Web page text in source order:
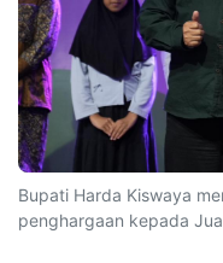
Bupati Harda Kiswaya
penghargaan kepada